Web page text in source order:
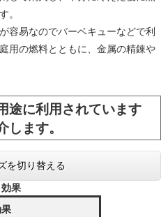
。
容易なのでバーベキューなどで利
用の燃料とともに、金属の精錬や
途に利用されています
します。
を切り替える
果